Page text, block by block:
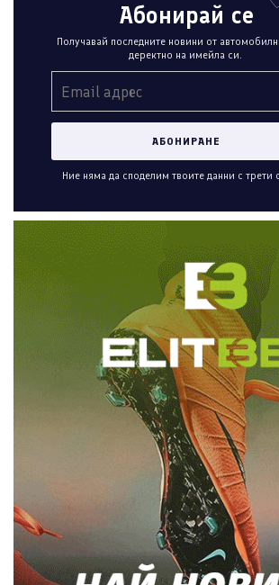
Абонирай се
Получавай последните новини от
деректно на имейла си.
Ние няма да споделим твоите данни с трети